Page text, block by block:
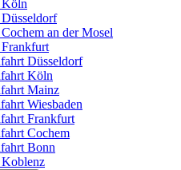
Köln
an der Mosel
Frankfurt
Düsseldorf
Köln
Mainz
Wiesbaden
Frankfurt
Cochem
Bonn
Koblenz